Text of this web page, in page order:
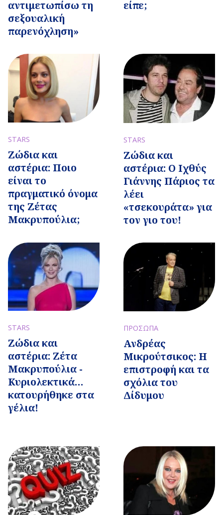
αντιμετωπίσω τη
σεξουαλική
παρενόχληση»
είπε;
STARS
Ζώδια και
αστέρια: Ποιο
είναι το
πραγματικό όνομα
της Ζέτας
Μακρυπούλια;
STARS
Ζώδια και
αστέρια: Ο Ιχθύς
Γιάννης Πάριος τα
λέει
«τσεκουράτα» για
τον γιο του!
STARS
Ζώδια και
αστέρια: Ζέτα
Μακρυπούλια -
Κυριολεκτικά…
κατουρήθηκε στα
γέλια!
ΠΡΟΣΩΠΑ
Ανδρέας
Μικρούτσικος: Η
επιστροφή και τα
σχόλια του
Δίδυμου